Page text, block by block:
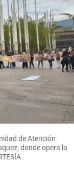
de Atención
donde opera la